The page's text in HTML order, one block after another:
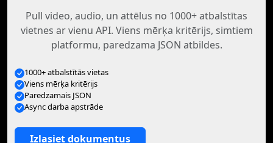
Pull video, audio, un attēlus no 1000+ atbalstītas
vietnes ar vienu API. Viens mērķa kritērijs, simtiem
platformu, paredzama JSON atbildes.
1000+ atbalstītās vietas
Viens mērķa kritērijs
Paredzamais JSON
Async darba apstrāde
Izlasiet dokumentus